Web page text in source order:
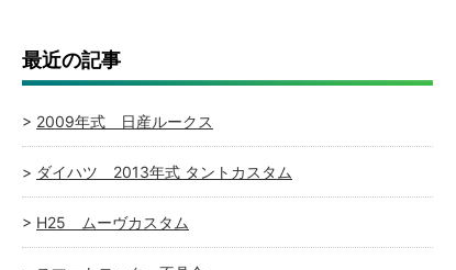
最近の記事
2009年式 日産ルークス
ダイハツ 2013年式 タントカスタム
H25 ムーヴカスタム